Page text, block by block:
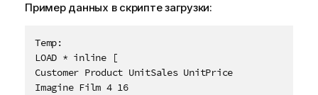
Пример данных в скрипте загрузки:
Temp:
LOAD * inline [
Customer Product UnitSales UnitPrice
Imagine Film 4 16